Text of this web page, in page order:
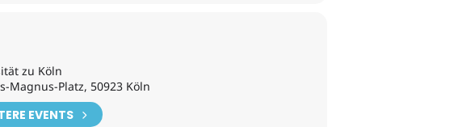
zu Köln
Magnus-Platz, 50923 Köln
EVENTS